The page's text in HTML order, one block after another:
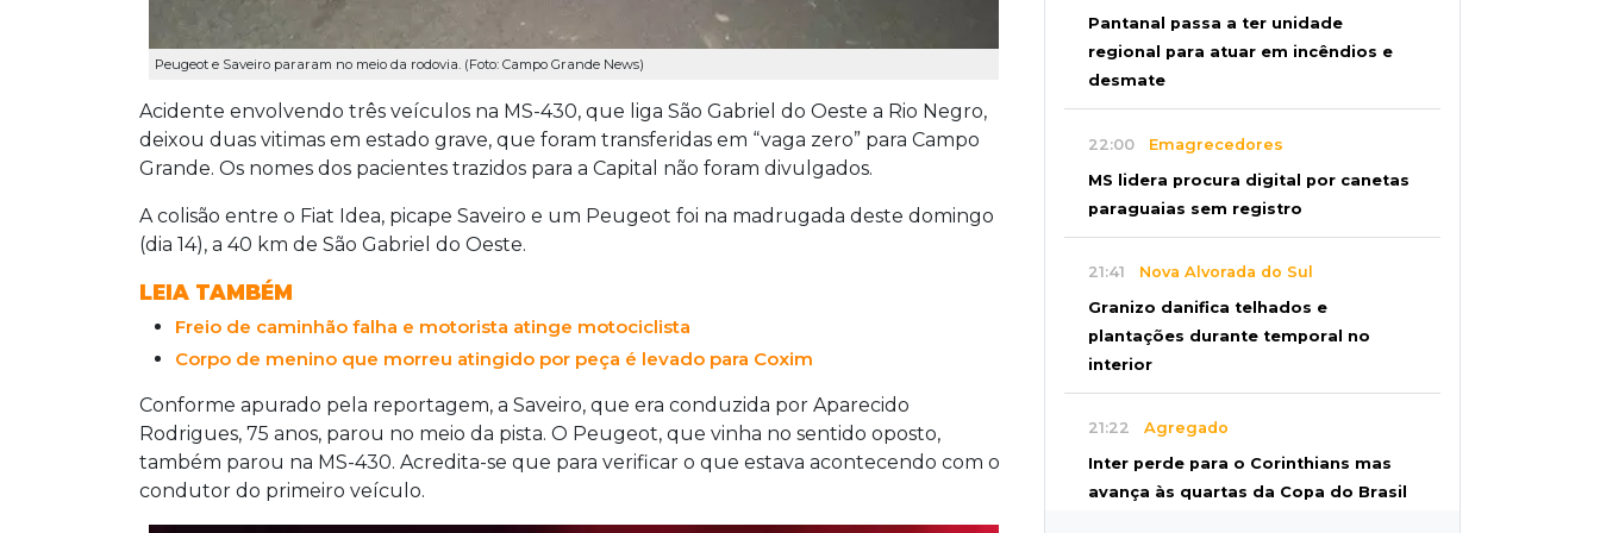
Peugeot e Saveiro pararam no meio da rodovia. (Foto: Campo Grande News)
Acidente envolvendo três veículos na MS-430, que liga São Gabriel do Oeste a Rio Negro,
deixou duas vitimas em estado grave, que foram transferidas em “vaga zero” para Campo
Grande. Os nomes dos pacientes trazidos para a Capital não foram divulgados.
A colisão entre o Fiat Idea, picape Saveiro e um Peugeot foi na madrugada deste domingo
(dia 14), a 40 km de São Gabriel do Oeste.
LEIA TAMBÉM
Freio de caminhão falha e motorista atinge motociclista
Corpo de menino que morreu atingido por peça é levado para Coxim
Conforme apurado pela reportagem, a Saveiro, que era conduzida por Aparecido
Rodrigues, 75 anos, parou no meio da pista. O Peugeot, que vinha no sentido oposto,
também parou na MS-430. Acredita-se que para verificar o que estava acontecendo com o
condutor do primeiro veículo.
Pantanal passa a ter unidade
regional para atuar em incêndios e
desmate
22:00 Emagrecedores
MS lidera procura digital por canetas
paraguaias sem registro
21:41 Nova Alvorada do Sul
Granizo danifica telhados e
plantações durante temporal no
interior
21:22 Agregado
Inter perde para o Corinthians mas
avança às quartas da Copa do Brasil